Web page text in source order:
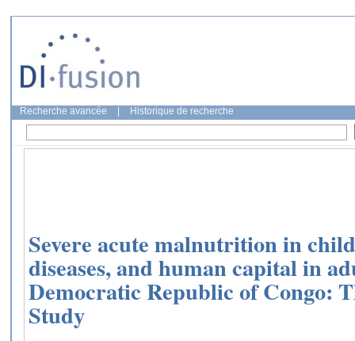
Recherche avancée Historique de recherche
Severe acute malnutrition in
diseases, and human capital in
Democratic Republic of Congo:
Study